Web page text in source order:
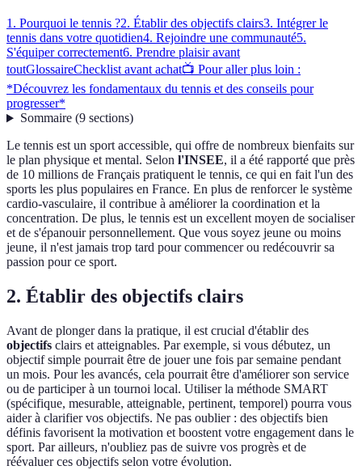
1. Pourquoi le tennis ?2. Établir des objectifs clairs3. Intégrer le
tennis dans votre quotidien4. Rejoindre une communauté5.
S'équiper correctement6. Prendre plaisir avant
toutGlossaireChecklist avant achat📺 Pour aller plus loin :
*Découvrez les fondamentaux du tennis et des conseils pour
progresser*
Sommaire(9 sections)
Le tennis est un sport accessible, qui offre de nombreux bienfaits sur
le plan physique et mental. Selon l'INSEE, il a été rapporté que près
de 10 millions de Français pratiquent le tennis, ce qui en fait l'un des
sports les plus populaires en France. En plus de renforcer le système
cardio-vasculaire, il contribue à améliorer la coordination et la
concentration. De plus, le tennis est un excellent moyen de socialiser
et de s'épanouir personnellement. Que vous soyez jeune ou moins
jeune, il n'est jamais trop tard pour commencer ou redécouvrir sa
passion pour ce sport.
2. Établir des objectifs clairs
Avant de plonger dans la pratique, il est crucial d'établir des
objectifs clairs et atteignables. Par exemple, si vous débutez, un
objectif simple pourrait être de jouer une fois par semaine pendant
un mois. Pour les avancés, cela pourrait être d'améliorer son service
ou de participer à un tournoi local. Utiliser la méthode SMART
(spécifique, mesurable, atteignable, pertinent, temporel) pourra vous
aider à clarifier vos objectifs. Ne pas oublier : des objectifs bien
définis favorisent la motivation et boostent votre engagement dans le
sport. Par ailleurs, n'oubliez pas de suivre vos progrès et de
réévaluer ces objectifs selon votre évolution.